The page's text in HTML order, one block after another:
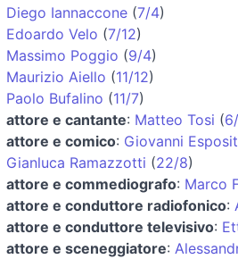
Diego Iannaccone (7/4)
Edoardo Velo (7/12)
Massimo Poggio (9/4)
Maurizio Aiello (11/12)
Paolo Bufalino (11/7)
attore e cantante: Matteo Tosi (
attore e comico: Giovanni
Gianluca Ramazzotti (22/8)
attore e commediografo: Marco
attore e conduttore radiofonico:
attore e conduttore televisivo:
attore e sceneggiatore: